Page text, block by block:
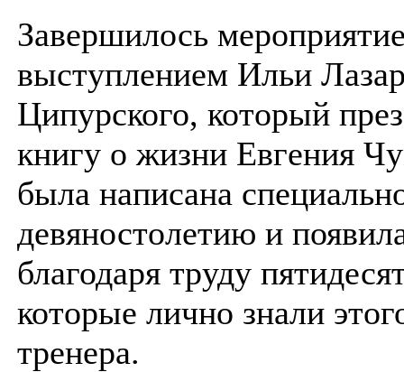
Завершилось
выступлением Ильи
Ципурского, который
книгу о жизни Евгения
была написана
девяностолетию и
благодаря труду
которые лично знали
тренера.